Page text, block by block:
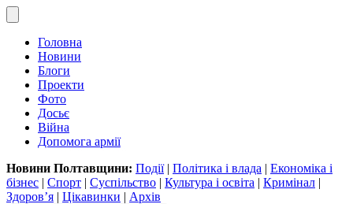
Головна
Новини
Блоги
Проекти
Фото
Досьє
Війна
Допомога армії
Новини Полтавщини: Події| Політика і влада | Економіка і
бізнес | Спорт | Суспільство | Культура і освіта | Кримінал |
Здоров’я | Цікавинки | Архів